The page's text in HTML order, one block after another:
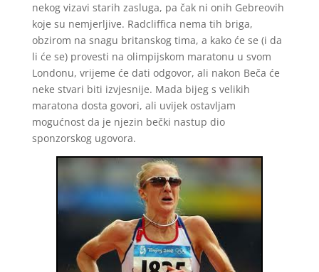
nekog vizavi starih zasluga, pa čak ni onih Gebreovih
koje su nemjerljive. Radcliffica nema tih briga,
obzirom na snagu britanskog tima, a kako će se (i da
li će se) provesti na olimpijskom maratonu u svom
Londonu, vrijeme će dati odgovor, ali nakon Beča će
neke stvari biti izvjesnije. Mada bijeg s velikih
maratona dosta govori, ali uvijek ostavljam
mogućnost da je njezin bečki nastup dio
sponzorskog ugovora.